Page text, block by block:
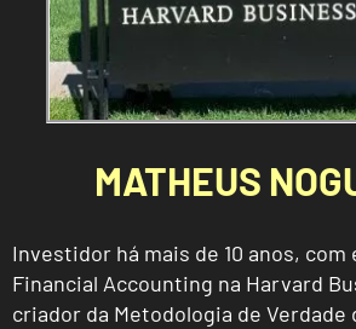
MATHEUS
Investidor há mais de 10 anos, com
Financial Accounting na Harvard
criador da Metodologia de